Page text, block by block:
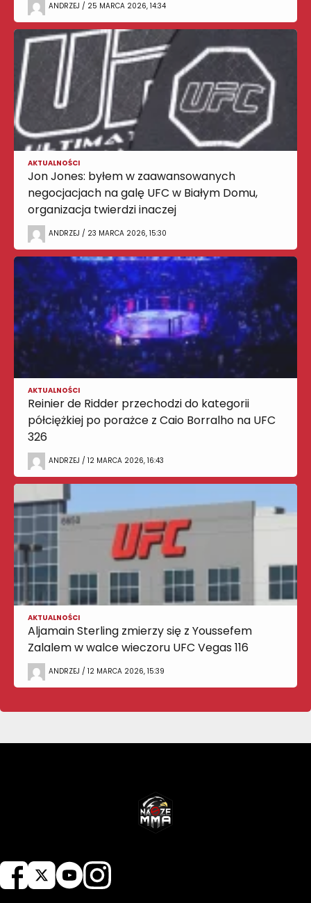
ANDRZEJ / 25 MARCA 2026, 14:34
AKTUALNOŚCI
Jon Jones: byłem w zaawansowanych
negocjacjach na galę UFC w Białym Domu,
organizacja twierdzi inaczej
ANDRZEJ / 23 MARCA 2026, 15:30
AKTUALNOŚCI
Reinier de Ridder przechodzi do kategorii
półciężkiej po porażce z Caio Borralho na UFC
326
ANDRZEJ / 12 MARCA 2026, 16:43
AKTUALNOŚCI
Aljamain Sterling zmierzy się z Youssefem
Zalalem w walce wieczoru UFC Vegas 116
ANDRZEJ / 12 MARCA 2026, 15:39